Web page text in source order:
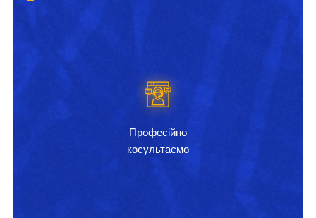
Професійно
косультаємо